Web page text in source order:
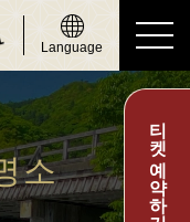
Language
티켓 예약하기
소